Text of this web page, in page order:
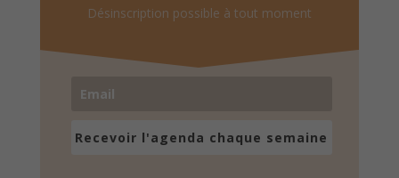
Désinscription possible à tout moment
Recevoir l'agenda chaque semaine